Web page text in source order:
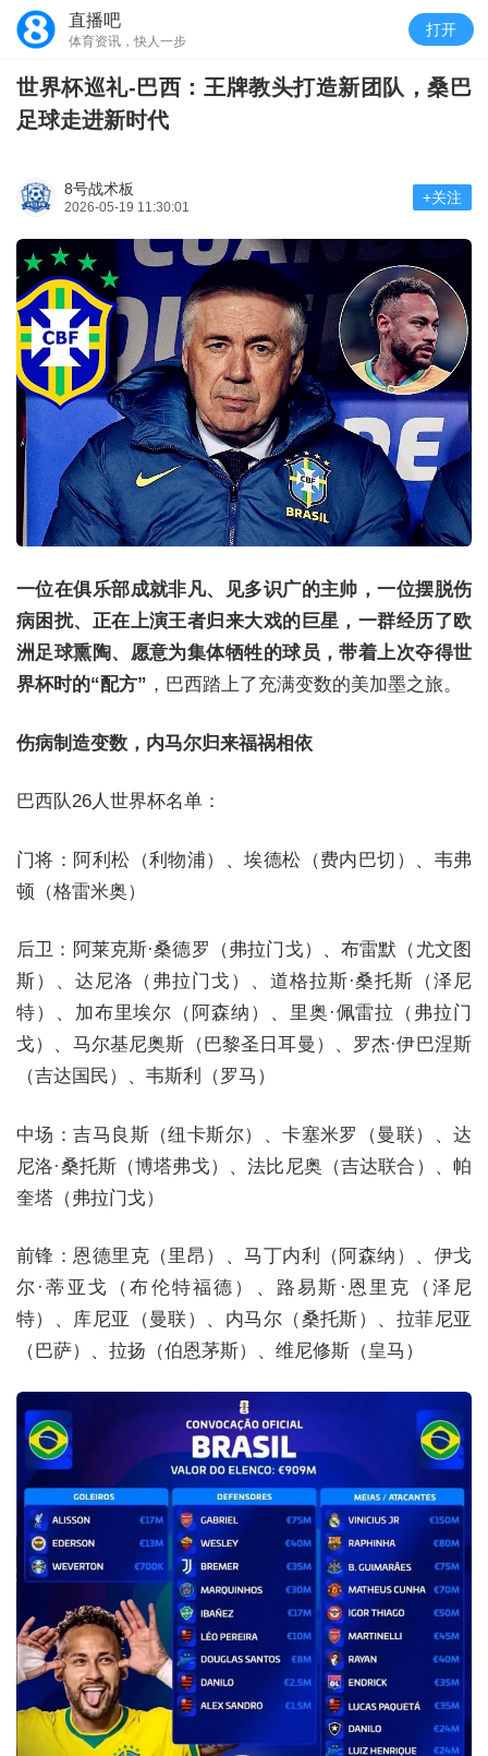
直播吧
体育资讯，快人一步
打开
世界杯巡礼-巴西：王牌教头打造新团队，桑巴
足球走进新时代
8号战术板
2026-05-19 11:30:01
+关注
一位在俱乐部成就非凡、见多识广的主帅，一位摆脱伤
病困扰、正在上演王者归来大戏的巨星，一群经历了欧
洲足球熏陶、愿意为集体牺牲的球员，带着上次夺得世
界杯时的“配方” ，巴西踏上了充满变数的美加墨之旅。
伤病制造变数，内马尔归来福祸相依
巴西队26人世界杯名单：
门将：阿利松（利物浦）、埃德松（费内巴切）、韦弗
顿（格雷米奥）
后卫：阿莱克斯·桑德罗（弗拉门戈）、布雷默（尤文图
斯）、达尼洛（弗拉门戈）、道格拉斯·桑托斯（泽尼
特）、加布里埃尔（阿森纳）、里奥·佩雷拉（弗拉门
戈）、马尔基尼奥斯（巴黎圣日耳曼）、罗杰·伊巴涅斯
（吉达国民）、韦斯利（罗马）
中场：吉马良斯（纽卡斯尔）、卡塞米罗（曼联）、达
尼洛·桑托斯（博塔弗戈）、法比尼奥（吉达联合）、帕
奎塔（弗拉门戈）
前锋：恩德里克（里昂）、马丁内利（阿森纳）、伊戈
尔·蒂亚戈（布伦特福德）、路易斯·恩里克（泽尼
特）、库尼亚（曼联）、内马尔（桑托斯）、拉菲尼亚
（巴萨）、拉扬（伯恩茅斯）、维尼修斯（皇马）